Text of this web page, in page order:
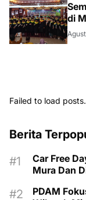
di
Failed to load posts.
Berita
Car Free
Mura Dan
PDAM